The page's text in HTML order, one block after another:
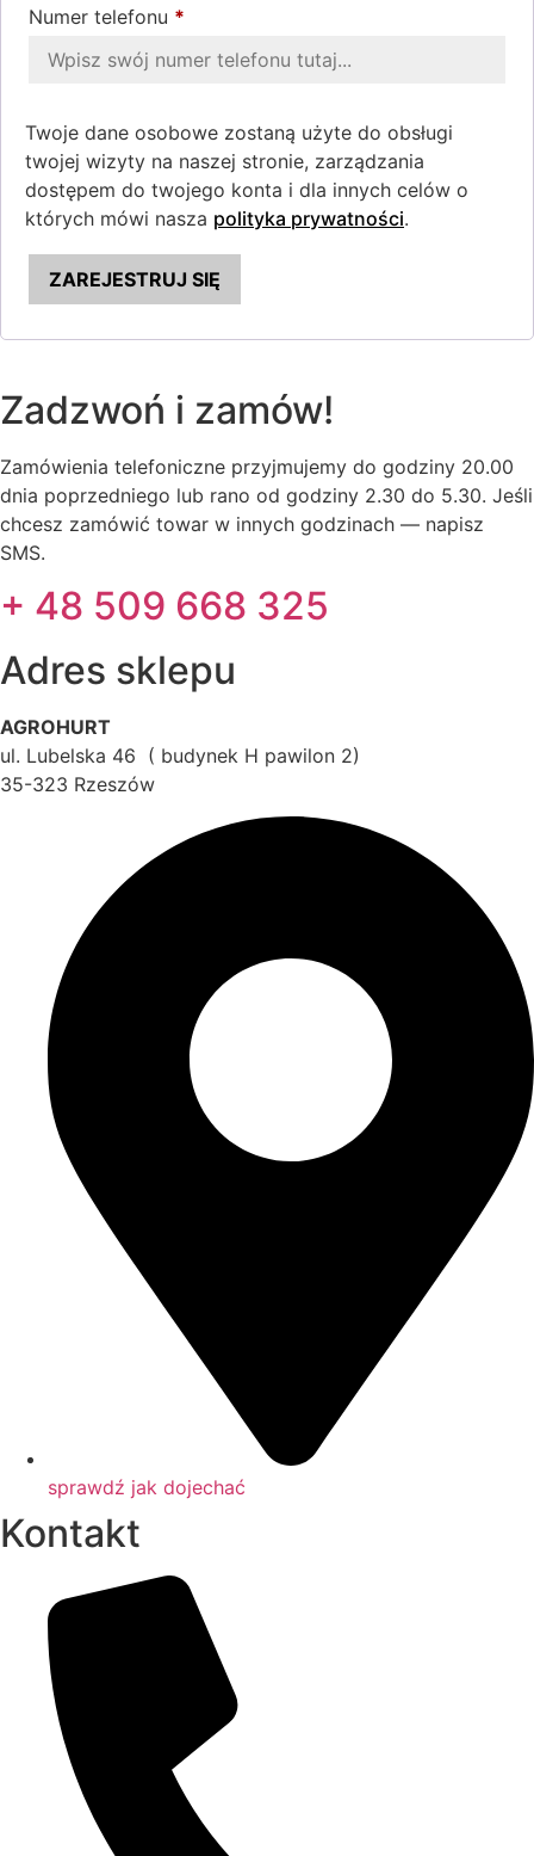
Numer telefonu *
Twoje dane osobowe zostaną użyte do obsługi
twojej wizyty na naszej stronie, zarządzania
dostępem do twojego konta i dla innych celów o
których mówi nasza polityka prywatności.
ZAREJESTRUJ SIĘ
Zadzwoń i zamów!
Zamówienia telefoniczne przyjmujemy do godziny 20.00
dnia poprzedniego lub rano od godziny 2.30 do 5.30. Jeśli
chcesz zamówić towar w innych godzinach — napisz
SMS.
+ 48 509 668 325
Adres sklepu
AGROHURT
ul. Lubelska 46 ( budynek H pawilon 2)
35-323 Rzeszów
sprawdź jak dojechać
Kontakt